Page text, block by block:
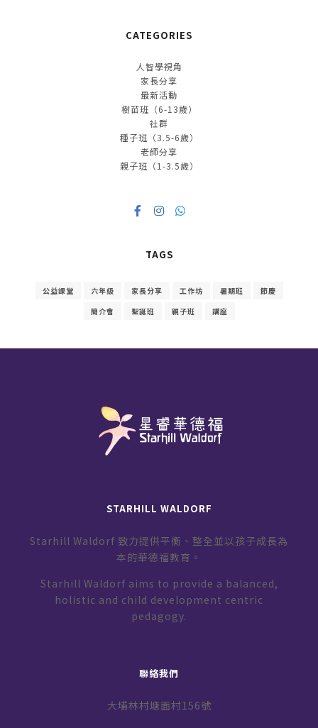
CATEGORIES
人智學視角
家長分享
最新活動
樹苗班（6-13歲）
社群
種子班（3.5-6歲）
老師分享
親子班（1-3.5歲）
TAGS
公益課堂 六年級 家長分享 工作坊 暑期班
節慶
簡介會
聖誕班 親子班 講座
STARHILL WALDORF
Starhill Waldorf 致力提供平衡、整全並以孩子成長為
本的華德福教育。
Starhill Waldorf aims to provide a balanced,
holistic and child development centric
pedagogy.
聯絡我們
大埔林村塘面村156號